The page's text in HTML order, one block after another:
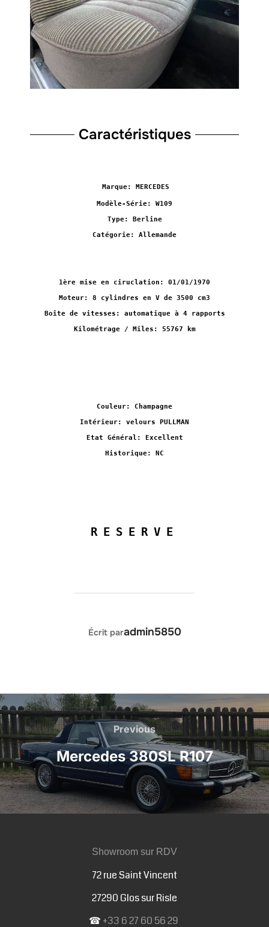
Caractéristiques
Marque: MERCEDES
Modèle-Série: W109
Type: Berline
Catégorie: Allemande
1ère mise en ciruclation: 01/01/1970
Moteur: 8 cylindres en V de 3500 cm3
Boîte de vitesses: automatique à 4 rapports
Kilométrage / Miles: 55767 km
Couleur: Champagne
Intérieur: velours PULLMAN
Etat Général: Excellent
Historique: NC
RESERVE
AUTEUR DE LA PUBLICATION
Écrit paradmin5850
Navigation
de
l’article
Previous
Previous
Mercedes 380SL R107
Showroom sur RDV
72 rue Saint Vincent
27290 Glos sur Risle
☎ +33 6 27 60 56 29